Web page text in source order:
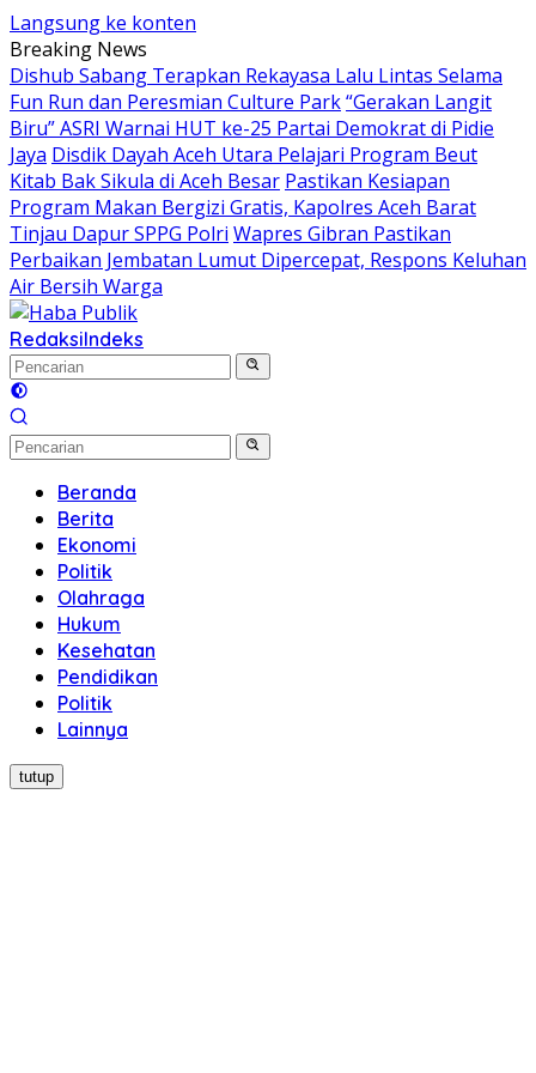
Langsung ke konten
Breaking News
Dishub Sabang Terapkan Rekayasa Lalu Lintas Selama
Fun Run dan Peresmian Culture Park“Gerakan Langit
Biru” ASRI Warnai HUT ke-25 Partai Demokrat di Pidie
Jaya Disdik Dayah Aceh Utara Pelajari Program Beut
Kitab Bak Sikula di Aceh Besar Pastikan Kesiapan
Program Makan Bergizi Gratis, Kapolres Aceh Barat
Tinjau Dapur SPPG Polri Wapres Gibran Pastikan
Perbaikan Jembatan Lumut Dipercepat, Respons Keluhan
Air Bersih Warga
RedaksiIndeks
Beranda
Berita
Ekonomi
Politik
Olahraga
Hukum
Kesehatan
Pendidikan
Politik
Lainnya
tutup